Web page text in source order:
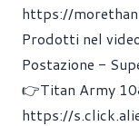
https://
Prodotti nel
Postazione -
👉Titan Army
https://